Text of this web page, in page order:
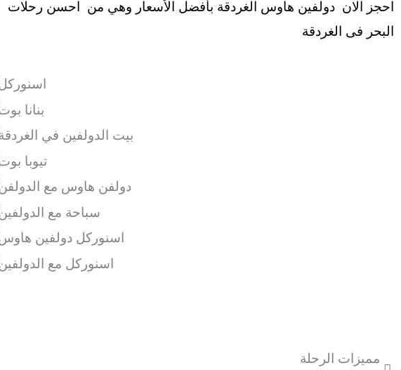
احجز الان دولفين هاوس الغردقة بأفضل الأسعار وهي من احسن رحلات
البحر فى الغردقة
مميزات الرحلة